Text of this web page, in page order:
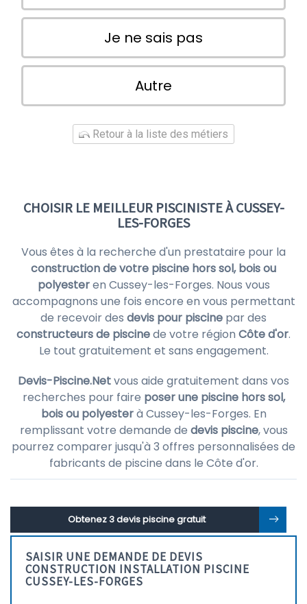
Je ne sais pas
Autre
Retour à la liste des métiers
CHOISIR LE MEILLEUR PISCINISTE À CUSSEY-
LES-FORGES
Vous êtes à la recherche d'un prestataire pour la
construction de votre piscine hors sol, bois ou
polyesteren Cussey-les-Forges. Nous vous
accompagnons une fois encore en vous permettant
de recevoir des devis pour piscine par des
constructeurs de piscinede votre région Côte d'or.
Le tout gratuitement et sans engagement.
Devis-Piscine.Netvous aide gratuitement dans vos
recherches pour faire poser une piscine hors sol,
bois ou polyesterà Cussey-les-Forges. En
remplissant votre demande de devis piscine, vous
pourrez comparer jusqu'à 3 offres personnalisées de
fabricants de piscine dans le Côte d'or.
Obtenez 3 devis piscine gratuit
SAISIR UNE DEMANDE DE DEVIS
CONSTRUCTION INSTALLATION PISCINE
CUSSEY-LES-FORGES